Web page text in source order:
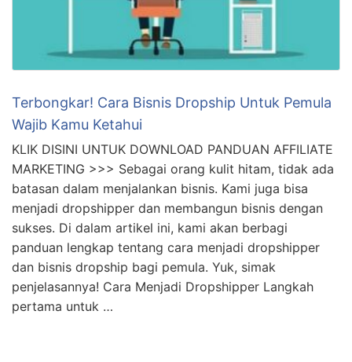
Terbongkar! Cara Bisnis Dropship Untuk Pemula
Wajib Kamu Ketahui
KLIK DISINI UNTUK DOWNLOAD PANDUAN AFFILIATE
MARKETING >>> Sebagai orang kulit hitam, tidak ada
batasan dalam menjalankan bisnis. Kami juga bisa
menjadi dropshipper dan membangun bisnis dengan
sukses. Di dalam artikel ini, kami akan berbagi
panduan lengkap tentang cara menjadi dropshipper
dan bisnis dropship bagi pemula. Yuk, simak
penjelasannya! Cara Menjadi Dropshipper Langkah
pertama untuk …